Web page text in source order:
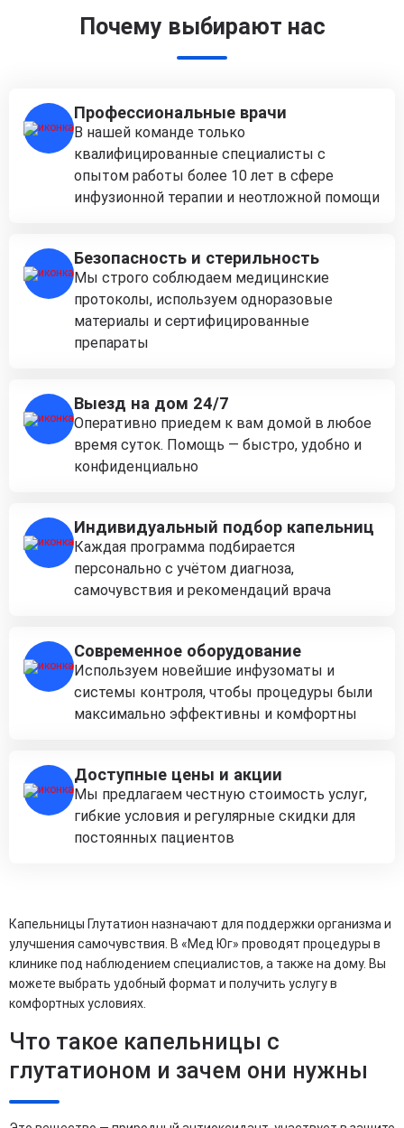
Почему выбирают нас
Профессиональные врачи
В нашей команде только
квалифицированные специалисты с
опытом работы более 10 лет в сфере
инфузионной терапии и неотложной помощи
Безопасность и стерильность
Мы строго соблюдаем медицинские
протоколы, используем одноразовые
материалы и сертифицированные
препараты
Выезд на дом 24/7
Оперативно приедем к вам домой в любое
время суток. Помощь — быстро, удобно и
конфиденциально
Индивидуальный подбор капельниц
Каждая программа подбирается
персонально с учётом диагноза,
самочувствия и рекомендаций врача
Современное оборудование
Используем новейшие инфузоматы и
системы контроля, чтобы процедуры были
максимально эффективны и комфортны
Доступные цены и акции
Мы предлагаем честную стоимость услуг,
гибкие условия и регулярные скидки для
постоянных пациентов
Капельницы Глутатион назначают для поддержки организма и
улучшения самочувствия. В «Мед Юг» проводят процедуры в
клинике под наблюдением специалистов, а также на дому. Вы
можете выбрать удобный формат и получить услугу в
комфортных условиях.
Что такое капельницы с
глутатионом и зачем они нужны